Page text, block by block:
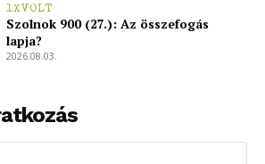
1XVOLT
Szolnok 900 (27.): Az összefogás
lapja?
2026.08.03.